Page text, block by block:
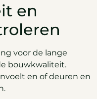
en
voor de lange
bouwkwaliteit.
en of deuren en